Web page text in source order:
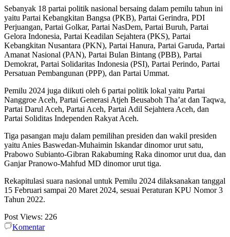
Sebanyak 18 partai politik nasional bersaing dalam pemilu tahun ini
yaitu Partai Kebangkitan Bangsa (PKB), Partai Gerindra, PDI
Perjuangan, Partai Golkar, Partai NasDem, Partai Buruh, Partai
Gelora Indonesia, Partai Keadilan Sejahtera (PKS), Partai
Kebangkitan Nusantara (PKN), Partai Hanura, Partai Garuda, Partai
Amanat Nasional (PAN), Partai Bulan Bintang (PBB), Partai
Demokrat, Partai Solidaritas Indonesia (PSI), Partai Perindo, Partai
Persatuan Pembangunan (PPP), dan Partai Ummat.
Pemilu 2024 juga diikuti oleh 6 partai politik lokal yaitu Partai
Nanggroe Aceh, Partai Generasi Atjeh Beusaboh Tha’at dan Taqwa,
Partai Darul Aceh, Partai Aceh, Partai Adil Sejahtera Aceh, dan
Partai Soliditas Independen Rakyat Aceh.
Tiga pasangan maju dalam pemilihan presiden dan wakil presiden
yaitu Anies Baswedan-Muhaimin Iskandar dinomor urut satu,
Prabowo Subianto-Gibran Rakabuming Raka dinomor urut dua, dan
Ganjar Pranowo-Mahfud MD dinomor urut tiga.
Rekapitulasi suara nasional untuk Pemilu 2024 dilaksanakan tanggal
15 Februari sampai 20 Maret 2024, sesuai Peraturan KPU Nomor 3
Tahun 2022.
Post Views: 226
Komentar